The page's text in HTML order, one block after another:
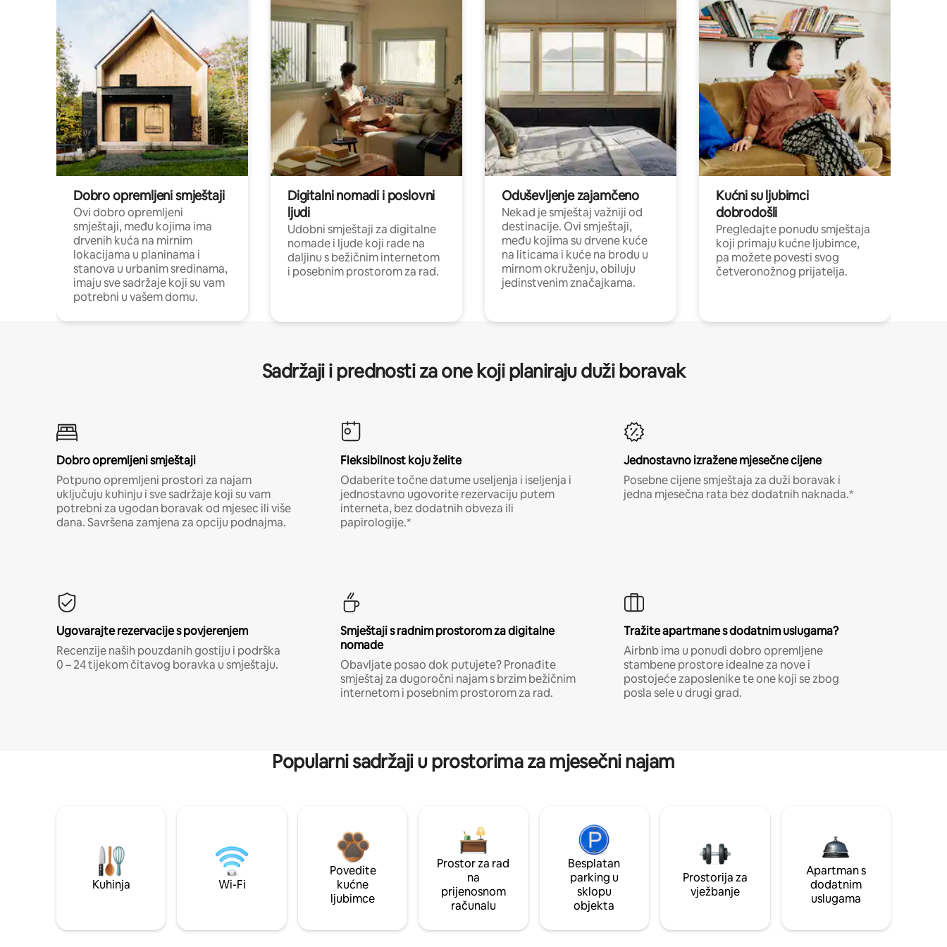
Dobro opremljeni smještaji
Ovi dobro opremljeni
smještaji, među kojima ima
drvenih kuća na mirnim
lokacijama u planinama i
stanova u urbanim sredinama,
imaju sve sadržaje koji su vam
potrebni u vašem domu.
Digitalni nomadi i poslovni
ljudi
Udobni smještaji za digitalne
nomade i ljude koji rade na
daljinu s bežičnim internetom
i posebnim prostorom za rad.
Oduševljenje zajamčeno
Nekad je smještaj važniji od
destinacije. Ovi smještaji,
među kojima su drvene kuće
na liticama i kuće na brodu u
mirnom okruženju, obiluju
jedinstvenim značajkama.
Kućni su ljubimci
dobrodošli
Pregledajte ponudu smještaja
koji primaju kućne ljubimce,
pa možete povesti svog
četveronožnog prijatelja.
Sadržaji i prednosti za one koji planiraju duži boravak
Dobro opremljeni smještaji
Potpuno opremljeni prostori za najam
uključuju kuhinju i sve sadržaje koji su vam
potrebni za ugodan boravak od mjesec ili više
dana. Savršena zamjena za opciju podnajma.
Fleksibilnost koju želite
Odaberite točne datume useljenja i iseljenja i
jednostavno ugovorite rezervaciju putem
interneta, bez dodatnih obveza ili
papirologije.*
Jednostavno izražene mjesečne cijene
Posebne cijene smještaja za duži boravak i
jedna mjesečna rata bez dodatnih naknada.*
Ugovarajte rezervacije s povjerenjem
Recenzije naših pouzdanih gostiju i podrška
0 – 24 tijekom čitavog boravka u smještaju.
Smještaji s radnim prostorom za digitalne
nomade
Obavljate posao dok putujete? Pronađite
smještaj za dugoročni najam s brzim bežičnim
internetom i posebnim prostorom za rad.
Tražite apartmane s dodatnim uslugama?
Airbnb ima u ponudi dobro opremljene
stambene prostore idealne za nove i
postojeće zaposlenike te one koji se zbog
posla sele u drugi grad.
Popularni sadržaji u prostorima za mjesečni najam
Kuhinja Wi-Fi
Povedite
kućne
ljubimce
Prostor za rad
na
prijenosnom
računalu
Besplatan
parking u
sklopu
objekta
Prostorija za
vježbanje
Apartman s
dodatnim
uslugama